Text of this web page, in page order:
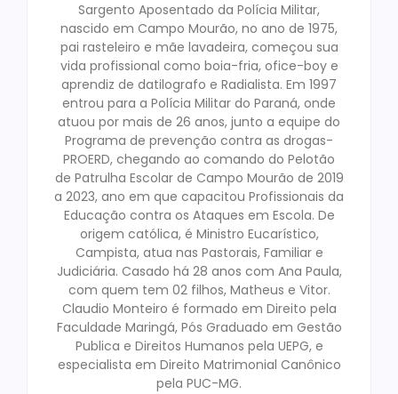
Sargento Aposentado da Polícia Militar,
nascido em Campo Mourão, no ano de 1975,
pai rasteleiro e mãe lavadeira, começou sua
vida profissional como boia-fria, ofice-boy e
aprendiz de datilografo e Radialista. Em 1997
entrou para a Polícia Militar do Paraná, onde
atuou por mais de 26 anos, junto a equipe do
Programa de prevenção contra as drogas-
PROERD, chegando ao comando do Pelotão
de Patrulha Escolar de Campo Mourão de 2019
a 2023, ano em que capacitou Profissionais da
Educação contra os Ataques em Escola. De
origem católica, é Ministro Eucarístico,
Campista, atua nas Pastorais, Familiar e
Judiciária. Casado há 28 anos com Ana Paula,
com quem tem 02 filhos, Matheus e Vitor.
Claudio Monteiro é formado em Direito pela
Faculdade Maringá, Pós Graduado em Gestão
Publica e Direitos Humanos pela UEPG, e
especialista em Direito Matrimonial Canônico
pela PUC-MG.